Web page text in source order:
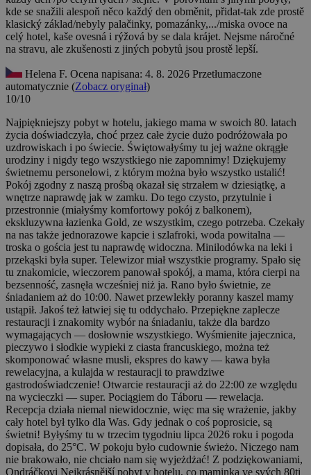
kde se snažili alespoň něco každý den obměnit, přidat-tak zde prostě
klasický základ/nebyly palačinky, pomazánky,.../miska ovoce na
celý hotel, kaše ovesná i rýžová by se dala krájet. Nejsme náročné
na stravu, ale zkušenosti z jiných pobytů jsou prostě lepší.
Helena F. Ocena napisana: 4. 8. 2026 Przetłumaczone
automatycznie (Zobacz oryginał)
10/10
Najpiękniejszy pobyt w hotelu, jakiego mama w swoich 80. latach
życia doświadczyła, choć przez całe życie dużo podróżowała po
uzdrowiskach i po świecie. Świętowałyśmy tu jej ważne okrągłe
urodziny i nigdy tego wszystkiego nie zapomnimy! Dziękujemy
świetnemu personelowi, z którym można było wszystko ustalić!
Pokój zgodny z naszą prośbą okazał się strzałem w dziesiątkę, a
wnętrze naprawdę jak w zamku. Do tego czysto, przytulnie i
przestronnie (miałyśmy komfortowy pokój z balkonem),
ekskluzywna łazienka Gold, ze wszystkim, czego potrzeba. Czekały
na nas także jednorazowe kapcie i szlafroki, woda powitalna —
troska o gościa jest tu naprawdę widoczna. Minilodówka na leki i
przekąski była super. Telewizor miał wszystkie programy. Spało się
tu znakomicie, wieczorem panował spokój, a mama, która cierpi na
bezsenność, zasnęła wcześniej niż ja. Rano było świetnie, ze
śniadaniem aż do 10:00. Nawet przewlekły poranny kaszel mamy
ustąpił. Jakoś też łatwiej się tu oddychało. Przepiękne zaplecze
restauracji i znakomity wybór na śniadaniu, także dla bardzo
wymagających — dosłownie wszystkiego. Wyśmienite jajecznica,
pieczywo i słodkie wypieki z ciasta francuskiego, można też
skomponować własne musli, ekspres do kawy — kawa była
rewelacyjna, a kulajda w restauracji to prawdziwe
gastrodoświadczenie! Otwarcie restauracji aż do 22:00 ze względu
na wycieczki — super. Pociągiem do Táboru — rewelacja.
Recepcja działa niemal niewidocznie, więc ma się wrażenie, jakby
cały hotel był tylko dla Was. Gdy jednak o coś poprosicie, są
świetni! Byłyśmy tu w trzecim tygodniu lipca 2026 roku i pogoda
dopisała, do 25°C. W pokoju było cudownie świeżo. Niczego nam
nie brakowało, nie chciało nam się wyjeżdżać! Z podziękowaniami,
Ondráčkovi Nejkrásnější pobyt v hotelu, co maminka ve svých 80ti